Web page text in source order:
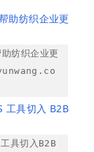
助纺织企业更
纺织企业更
工具切入 B2B
具切入B2B